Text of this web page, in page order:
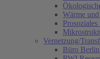
Wärme
Prosoziales
Vernetzung/
Büro Berlin